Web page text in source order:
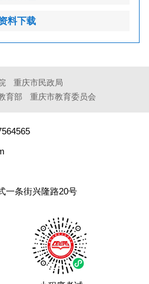
料下载
重庆市民政局
育部
重庆市教育委员会
一条街兴隆路20号